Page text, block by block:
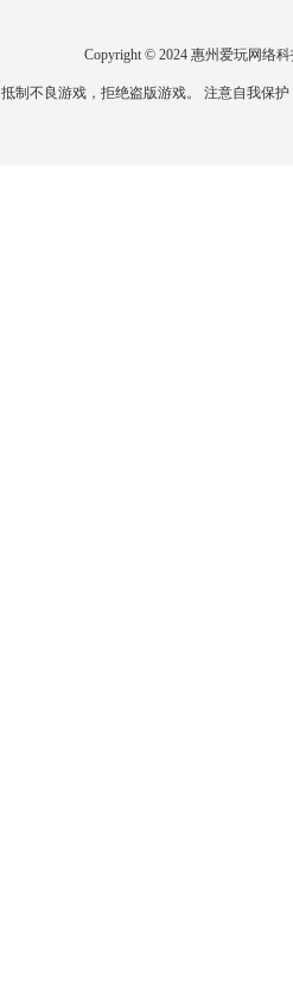
Copyright © 2024 惠州爱玩网络
抵制不良游戏，拒绝盗版游戏。 注意自我保